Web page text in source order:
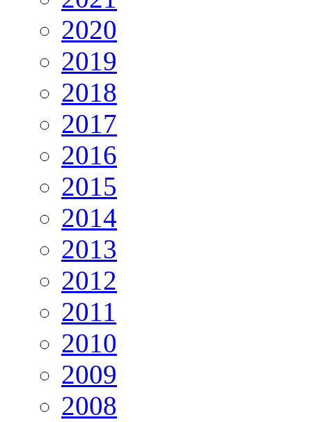
2020
2019
2018
2017
2016
2015
2014
2013
2012
2011
2010
2009
2008